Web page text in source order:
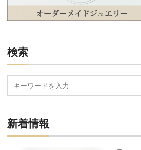
検索
新着情報